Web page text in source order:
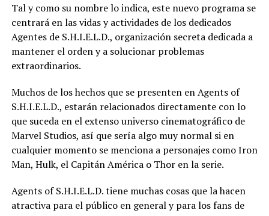
Tal y como su nombre lo indica, este nuevo programa se
centrará en las vidas y actividades de los dedicados
Agentes de S.H.I.E.L.D., organización secreta dedicada a
mantener el orden y a solucionar problemas
extraordinarios.
Muchos de los hechos que se presenten en Agents of
S.H.I.E.L.D., estarán relacionados directamente con lo
que suceda en el extenso universo cinematográfico de
Marvel Studios, así que sería algo muy normal si en
cualquier momento se menciona a personajes como Iron
Man, Hulk, el Capitán América o Thor en la serie.
Agents of S.H.I.E.L.D. tiene muchas cosas que la hacen
atractiva para el público en general y para los fans de